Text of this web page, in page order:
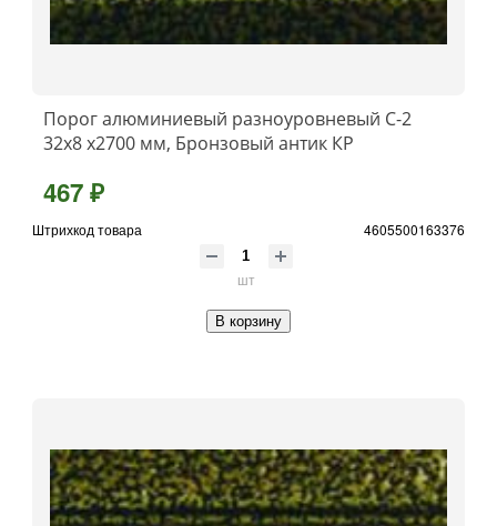
Порог алюминиевый разноуровневый C-2
32x8 x2700 мм, Бронзовый антик КР
467 ₽
Штрихкод товара 4605500163376
шт
В корзину